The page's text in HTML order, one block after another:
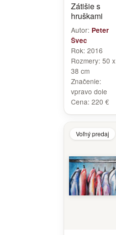
Zátišie s
hruškami
Autor: Peter
Švec
Rok: 2016
Rozmery: 50 x
38 cm
Značenie:
vpravo dole
Cena: 220 €
Voľný predaj